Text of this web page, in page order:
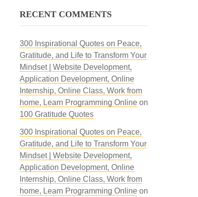
RECENT COMMENTS
300 Inspirational Quotes on Peace,
Gratitude, and Life to Transform Your
Mindset | Website Development,
Application Development, Online
Internship, Online Class, Work from
home, Learn Programming Onlineon
100 Gratitude Quotes
300 Inspirational Quotes on Peace,
Gratitude, and Life to Transform Your
Mindset | Website Development,
Application Development, Online
Internship, Online Class, Work from
home, Learn Programming Onlineon